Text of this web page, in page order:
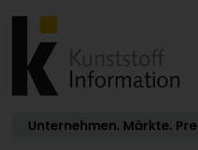
Unternehmen. Märkte.